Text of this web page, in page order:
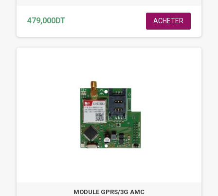
479,000DT ACHETER
MODULE GPRS/3G AMC